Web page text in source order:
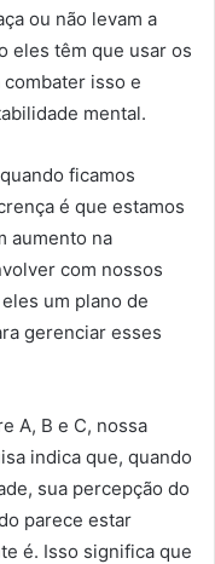
ou não levam a
eles têm que usar os
isso e
mental.
ficamos
é que estamos
aumento na
com nossos
um plano de
gerenciar esses
A, B e C, nossa
indica que, quando
sua percepção do
parece estar
é. Isso significa que